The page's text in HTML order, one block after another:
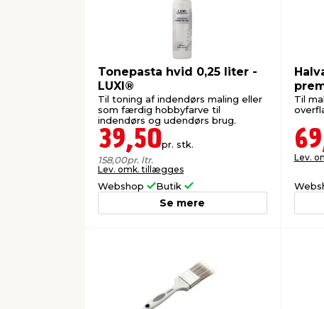
Tonepasta hvid 0,25 liter -
LUXI®
Til toning af indendørs maling eller
som færdig hobbyfarve til
indendørs og udendørs brug.
39,50pr. stk.
158,00pr. ltr.
Lev. omk. tillægges
Webshop Butik
Se mere
Til
Lev.